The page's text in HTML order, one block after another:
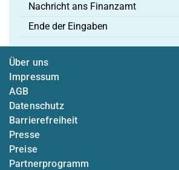
Nachricht ans Finanzamt
Ende der Eingaben
Über uns
Impressum
AGB
Datenschutz
Barrierefreiheit
Presse
Preise
Partnerprogramm